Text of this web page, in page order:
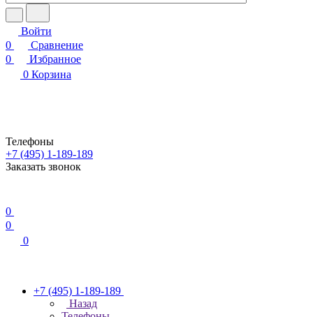
Войти
0
Сравнение
0
Избранное
0 Корзина
Телефоны
+7 (495) 1-189-189
Заказать звонок
0
0
0
+7 (495) 1-189-189
Назад